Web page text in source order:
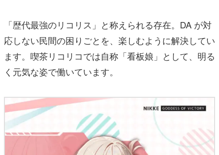
「歴代最強のリコリス」と称えられる存在。DA が対
応しない民間の困りごとを、楽しむように解決してい
ます。喫茶リコリコでは自称「看板娘」として、明る
く元気な姿で働いています。